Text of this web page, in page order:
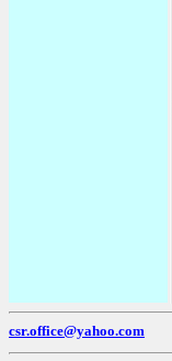
csr.office@yahoo.com